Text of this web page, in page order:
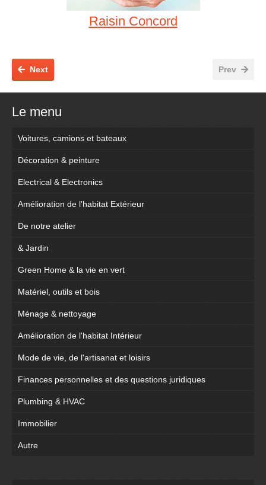
Raisin Concord
Prev
Next
Le menu
Voitures, camions et bateaux
Décoration & peinture
Electrical & Electronics
Amélioration de l'habitat Extérieur
De notre atelier
& Jardin
Green Home & la vie en vert
Matériel, outils et bois
Ménage & nettoyage
Amélioration de l'habitat Intérieur
Mode de vie, de l'artisanat et loisirs
Finances personnelles et des questions juridiques
Plumbing & HVAC
Immobilier
Autre